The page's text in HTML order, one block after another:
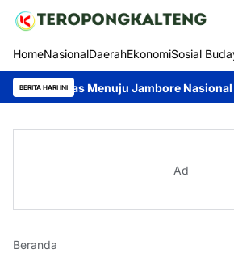
HomeNasionalDaerahEkonomiSosial
BERITA HARI INI
Menuju Jambore Nasional XII,
Ad
Beranda